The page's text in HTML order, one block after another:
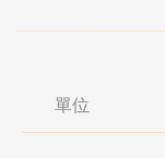
單位